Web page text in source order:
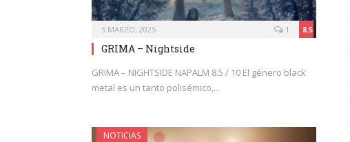
5 MARZO, 2025 8.5
1
GRIMA – Nightside
GRIMA – NIGHTSIDE NAPALM 8.5 / 10 El género black
metal es un tanto polisémico,…
NOTICIAS